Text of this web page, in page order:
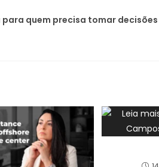
quem precisa tomar